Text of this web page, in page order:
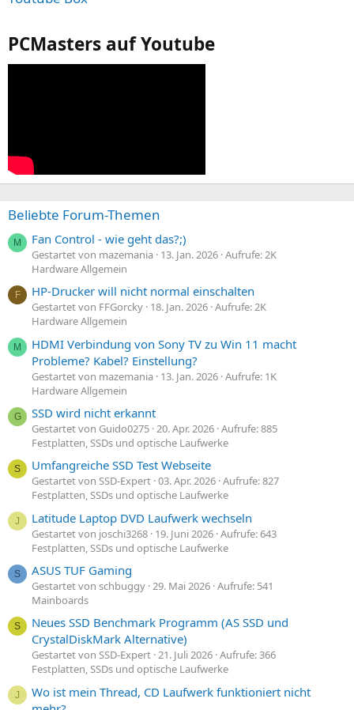
PCMasters auf Youtube
Beliebte Forum-Themen
M Fan Control - wie geht das?;)
Gestartet von mazemania 13. Jan. 2026 Aufrufe: 2K
Hardware Allgemein
F HP-Drucker will nicht normal einschalten
Gestartet von FFGorcky 18. Jan. 2026 Aufrufe: 2K
Hardware Allgemein
M
HDMI Verbindung von Sony TV zu Win 11 macht
Probleme? Kabel? Einstellung?
Gestartet von mazemania 13. Jan. 2026 Aufrufe: 1K
Hardware Allgemein
G SSD wird nicht erkannt
Gestartet von Guido0275 20. Apr. 2026 Aufrufe: 885
Festplatten, SSDs und optische Laufwerke
S Umfangreiche SSD Test Webseite
Gestartet von SSD-Expert 03. Apr. 2026 Aufrufe: 827
Festplatten, SSDs und optische Laufwerke
J Latitude Laptop DVD Laufwerk wechseln
Gestartet von joschi3268 19. Juni 2026 Aufrufe: 643
Festplatten, SSDs und optische Laufwerke
S ASUS TUF Gaming
Gestartet von schbuggy 29. Mai 2026 Aufrufe: 541
Mainboards
S
Neues SSD Benchmark Programm (AS SSD und
CrystalDiskMark Alternative)
Gestartet von SSD-Expert 21. Juli 2026 Aufrufe: 366
Festplatten, SSDs und optische Laufwerke
J
Wo ist mein Thread, CD Laufwerk funktioniert nicht